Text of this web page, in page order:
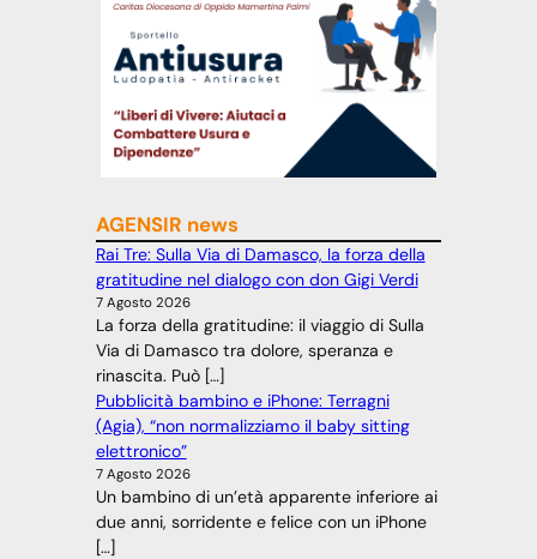
AGENSIR news
Rai Tre: Sulla Via di Damasco, la forza della
gratitudine nel dialogo con don Gigi Verdi
7 Agosto 2026
La forza della gratitudine: il viaggio di Sulla
Via di Damasco tra dolore, speranza e
rinascita. Può […]
Pubblicità bambino e iPhone: Terragni
(Agia), “non normalizziamo il baby sitting
elettronico”
7 Agosto 2026
Un bambino di un’età apparente inferiore ai
due anni, sorridente e felice con un iPhone
[…]